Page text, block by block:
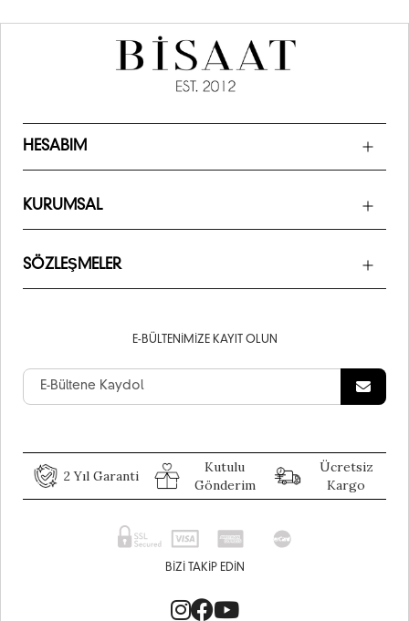
HESABIM
KURUMSAL
SÖZLEŞMELER
E-BÜLTENIMIZE KAYIT OLUN
2 Yıl Garanti
Kutulu
Gönderim
Ücretsiz
Kargo
BIZI TAKIP EDIN